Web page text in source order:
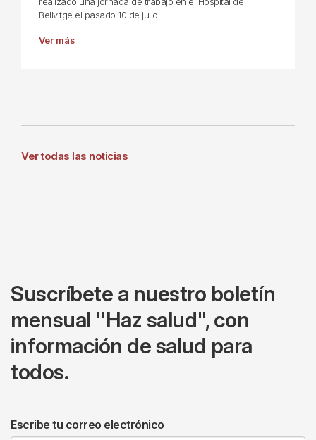
Bellvitge el pasado 10 de julio.
Ver más
Ver todas las noticias
Suscríbete a nuestro boletín
mensual "Haz salud", con
información de salud para
todos.
Escribe tu correo electrónico